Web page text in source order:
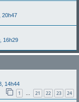
20h47
16h29
14h44
1 … 21 22 23 24